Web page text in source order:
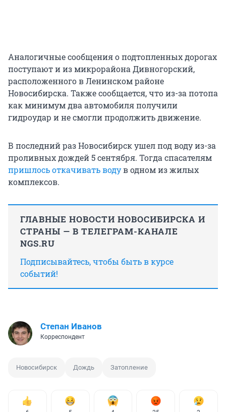
Аналогичные сообщения о подтопленных дорогах
поступают и из микрорайона Дивногорский,
расположенного в Ленинском районе
Новосибирска. Также сообщается, что из-за потопа
как минимум два автомобиля получили
гидроудар и не смогли продолжить движение.
В последний раз Новосибирск ушел под воду из-за
проливных дождей 5 сентября. Тогда спасателям
пришлось откачивать водув одном из жилых
комплексов.
ГЛАВНЫЕ НОВОСТИ НОВОСИБИРСКА И
СТРАНЫ — В ТЕЛЕГРАМ-КАНАЛЕ
NGS.RU
Подписывайтесь, чтобы быть в курсе
событий!
Степан Иванов
Корреспондент
Новосибирск Дождь Затопление